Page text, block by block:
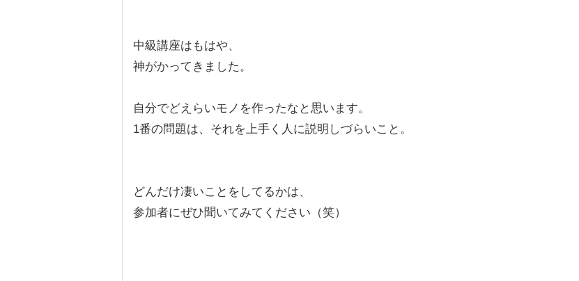
中級講座はもはや、
神がかってきました。
自分でどえらいモノを作ったなと思います。
1番の問題は、それを上手く人に説明しづらいこと。
どんだけ凄いことをしてるかは、
参加者にぜひ聞いてみてください（笑）